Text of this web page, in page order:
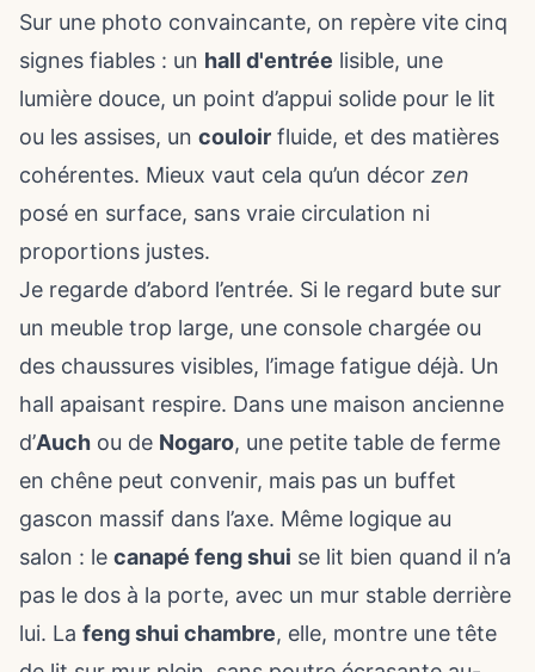
Sur une photo convaincante, on repère vite cinq
signes fiables : un hall d'entrée lisible, une
lumière douce, un point d’appui solide pour le lit
ou les assises, un couloir fluide, et des matières
cohérentes. Mieux vaut cela qu’un décor zen
posé en surface, sans vraie circulation ni
proportions justes.
Je regarde d’abord l’entrée. Si le regard bute sur
un meuble trop large, une console chargée ou
des chaussures visibles, l’image fatigue déjà. Un
hall apaisant respire. Dans une maison ancienne
d’Auch ou de Nogaro, une petite table de ferme
en chêne peut convenir, mais pas un buffet
gascon massif dans l’axe. Même logique au
salon : le canapé feng shui se lit bien quand il n’a
pas le dos à la porte, avec un mur stable derrière
lui. La feng shui chambre, elle, montre une tête